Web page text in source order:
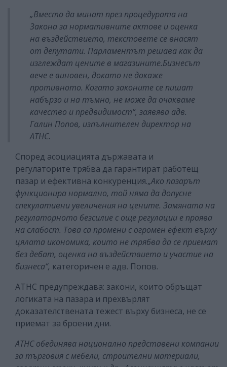
„Вместо да минат през процедурата на
Закона за нормативните актове и оценка
на въздействието, текстовете се внасят
от депутати. Парламентът решава как да
изглеждат цените в магазините.Бизнесът
вече е виновен, докато не докаже
противното. Когато законите се пишат
набързо и на тъмно, не може да очакваме
качество и предвидимост“, заявява адв.
Галин Попов, изпълнителен директор на
АТНС.
Според асоциацията държавата и
регулаторите трябва да гарантират работещ
пазар и ефективна конкуренция.„Ако пазарът
функционира нормално, той няма да допусне
спекулативни увеличения на цените. Замяната на
регулаторното безсилие с още регулации е проява
на слабост. Това са промени с огромен ефект върху
цялата икономика, които не трябва да се приемат
без дебат, оценка на въздействието и участие на
бизнеса“, категоричен е адв. Попов.
АТНС предупреждава: закони, които обръщат
логиката на пазара и прехвърлят
доказателствената тежест върху бизнеса, не се
приемат за броени дни.
АТНС обединява национално представени компании
за търговия с мебели, строителни материали,